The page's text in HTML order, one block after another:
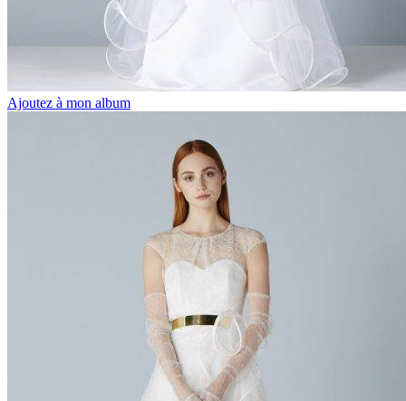
Ajoutez à mon album